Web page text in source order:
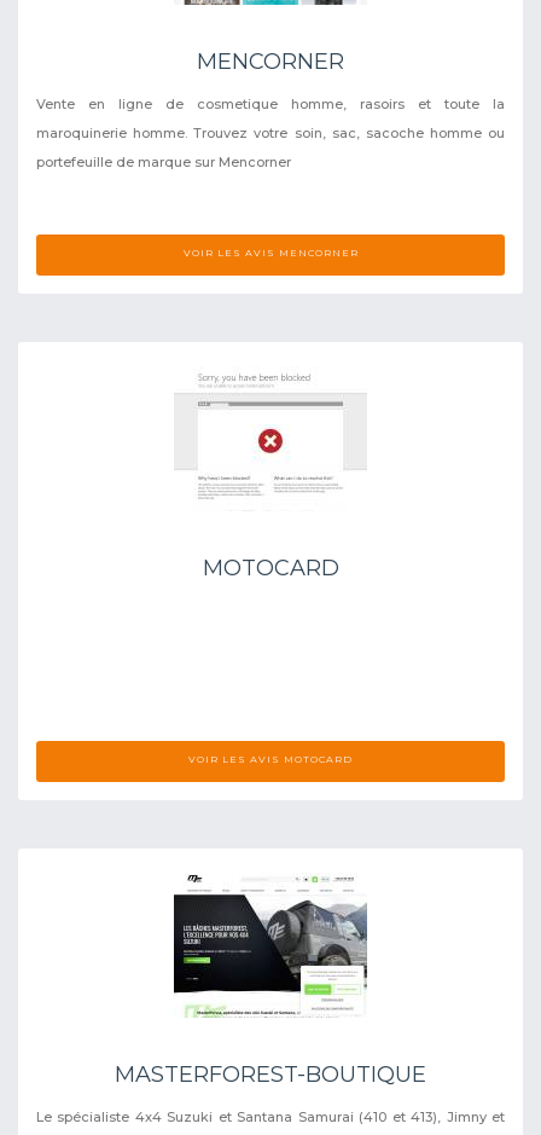
MENCORNER
Vente en ligne de cosmetique homme, rasoirs et toute la
maroquinerie homme. Trouvez votre soin, sac, sacoche homme ou
portefeuille de marque sur Mencorner
VOIR LES AVIS MENCORNER
MOTOCARD
VOIR LES AVIS MOTOCARD
MASTERFOREST-BOUTIQUE
Le spécialiste 4x4 Suzuki et Santana Samurai (410 et 413), Jimny et